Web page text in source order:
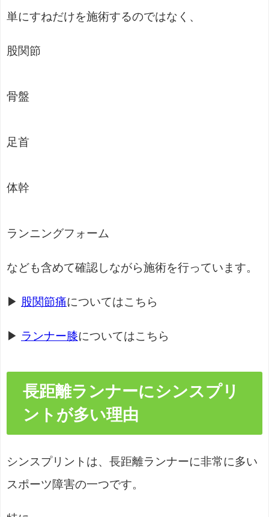
単にすねだけを施術するのではなく、
股関節
骨盤
足首
体幹
ランニングフォーム
なども含めて確認しながら施術を行っています。
▶ 股関節痛についてはこちら
▶ ランナー膝についてはこちら
長距離ランナーにシンスプリ
ントが多い理由
シンスプリントは、長距離ランナーに非常に多い
スポーツ障害の一つです。